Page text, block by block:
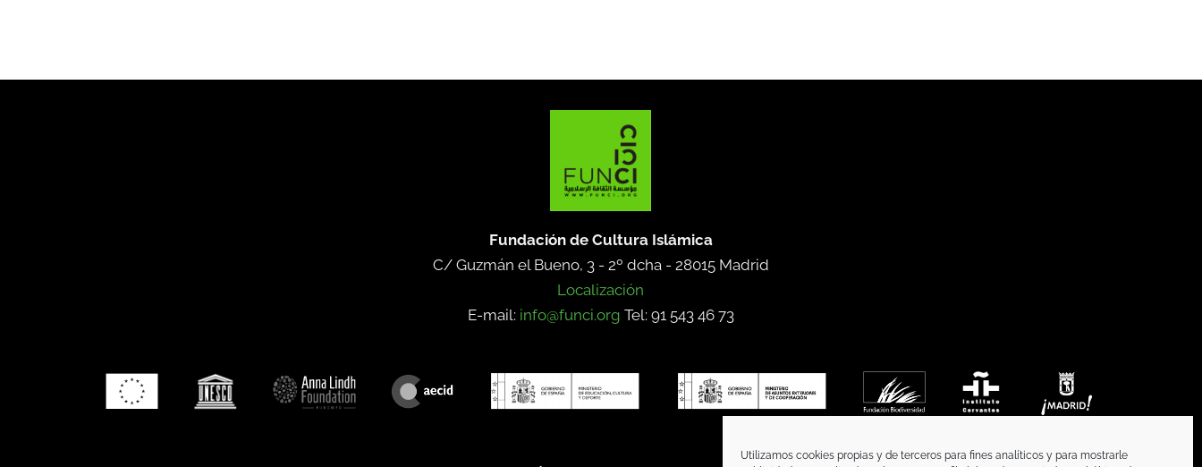
Utilizamos cookies propias y de terceros para fines analíticos y para mostrarle
Fundación de Cultura Islámica
C/ Guzmán el Bueno, 3 - 2º dcha - 28015 Madrid
Localización
E-mail: info@funci.org Tel: 91 543 46 73